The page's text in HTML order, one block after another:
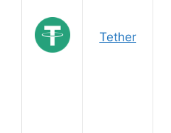
Tether